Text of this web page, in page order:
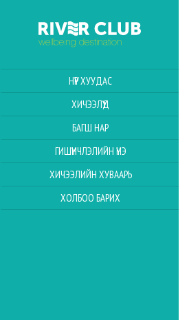
НҮҮР ХУУДАС
ХИЧЭЭЛҮҮД
БАГШ НАР
ГИШҮҮНЧЛЭЛИЙН ҮНЭ
ХИЧЭЭЛИЙН ХУВААРЬ
ХОЛБОО БАРИХ